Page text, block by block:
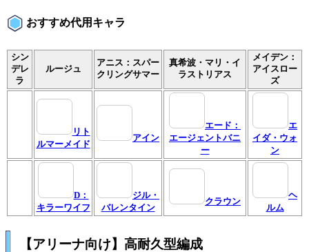
おすすめ代用キャラ
シン
デレ
ラ
ルージュ
アニス：スパー
クリングサマー
真希波・マリ・イ
ラストリアス
メイデン：
アイスロー
ズ
リト
ルマーメイド
アイン
エード：
エージェントバニ
ー
エ
イダ・ウォ
ン
D：
キラーワイフ
ジル・
バレンタイン
クラウン
ヘ
ルム
【アリーナ向け】高耐久型編成